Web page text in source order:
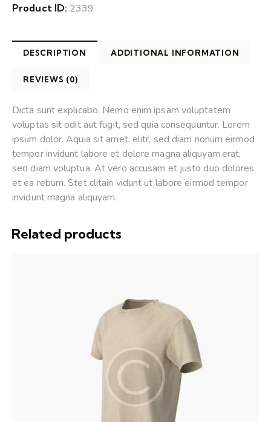
Product ID: 2339
DESCRIPTION ADDITIONAL INFORMATION
REVIEWS (0)
Dicta sunt explicabo. Nemo enim ipsam voluptatem
voluptas sit odit aut fugit, sed quia consequuntur. Lorem
ipsum dolor. Aquia sit amet, elitr, sed diam nonum eirmod
tempor invidunt labore et dolore magna aliquyam.erat,
sed diam voluptua. At vero accusam et justo duo dolores
et ea rebum. Stet clitain vidunt ut labore eirmod tempor
invidunt magna aliquyam.
Related products